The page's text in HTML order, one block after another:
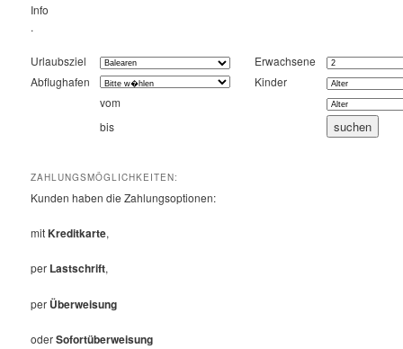
Info
.
Urlaubsziel
Erwachsene
Abflughafen
Kinder
vom
bis
ZAHLUNGSMÖGLICHKEITEN:
Kunden haben die Zahlungsoptionen:
mitKreditkarte,
per Lastschrift,
per Überweisung
oderSofortüberweisung